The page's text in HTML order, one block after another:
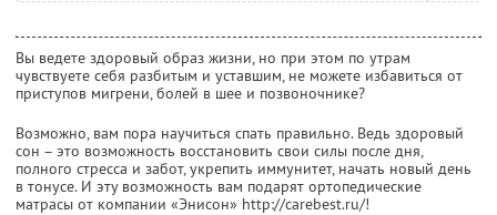
Вы ведете здоровый образ жизни, но при этом по утрам
чувствуете себя разбитым и уставшим, не можете избавиться от
приступов мигрени, болей в шее и позвоночнике?
Возможно, вам пора научиться спать правильно. Ведь здоровый
сон – это возможность восстановить свои силы после дня,
полного стресса и забот, укрепить иммунитет, начать новый день
в тонусе. И эту возможность вам подарят ортопедические
матрасы от компании «Энисон» http://carebest.ru/!